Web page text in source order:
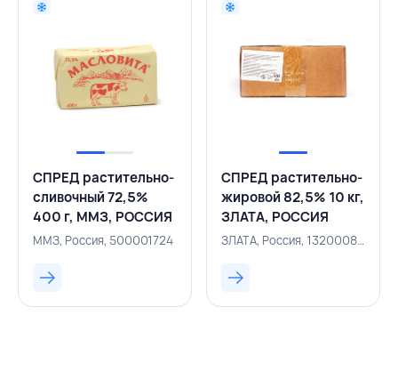
СПРЕД растительно-
сливочный 72,5%
400 г, ММЗ, РОССИЯ
ММЗ, Россия, 500001724
СПРЕД растительно-
жировой 82,5% 10 кг,
ЗЛАТА, РОССИЯ
ЗЛАТА, Россия, 132000871